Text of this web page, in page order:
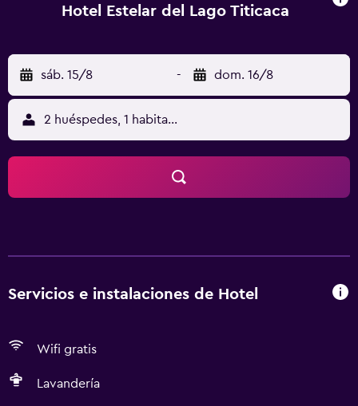
Hotel Estelar del Lago Titicaca
sáb. 15/8 - dom. 16/8
2 huéspedes, 1 habitación
Servicios e instalaciones de Hotel
Wifi gratis
Lavandería